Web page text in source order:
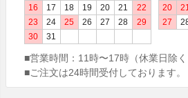
16
17 18 19 20 21
22
23
24 25 26 27 28
29
30
31
20
27
■営業時間： 11時〜17時（休業日除く
■ご注文は24時間受付しております。